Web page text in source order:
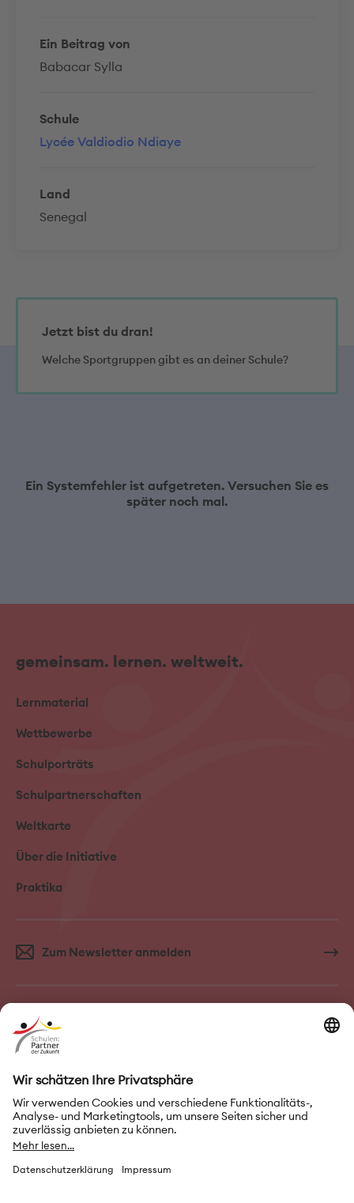
Ein Beitrag von
Babacar Sylla
Schule
Lycée Valdiodio Ndiaye
Land
Senegal
Jetzt bist du dran!
Welche Sportgruppen gibt es an deiner Schule?
Ein Systemfehler ist aufgetreten. Versuchen Sie es
später noch mal.
gemeinsam. lernen. weltweit.
Lernmaterial
Wettbewerbe
Schulporträts
Schulpartnerschaften
Weltkarte
Über die Initiative
Praktika
Zum Newsletter anmelden
FAQ–Häufige Fragen Kontakt
Nutzungsbedingungen
Datenschutz
Privatsphäre-Einstellungen
Leichte Sprache